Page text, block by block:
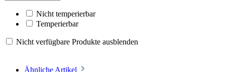
Nicht temperierbar
Temperierbar
Nicht verfügbare Produkte ausblenden
Ähnliche Artikel